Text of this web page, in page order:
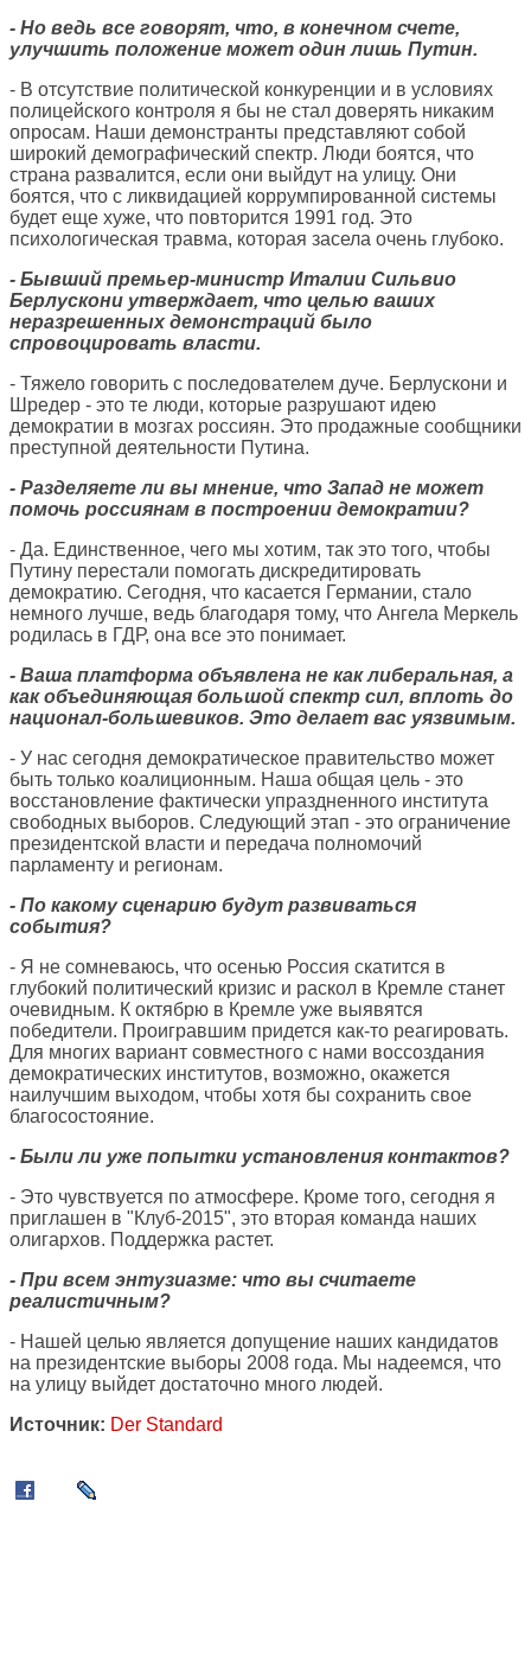
- Но ведь все говорят, что, в конечном счете,
улучшить положение может один лишь Путин.
- В отсутствие политической конкуренции и в условиях
полицейского контроля я бы не стал доверять никаким
опросам. Наши демонстранты представляют собой
широкий демографический спектр. Люди боятся, что
страна развалится, если они выйдут на улицу. Они
боятся, что с ликвидацией коррумпированной системы
будет еще хуже, что повторится 1991 год. Это
психологическая травма, которая засела очень глубоко.
- Бывший премьер-министр Италии Сильвио
Берлускони утверждает, что целью ваших
неразрешенных демонстраций было
спровоцировать власти.
- Тяжело говорить с последователем дуче. Берлускони и
Шредер - это те люди, которые разрушают идею
демократии в мозгах россиян. Это продажные сообщники
преступной деятельности Путина.
- Разделяете ли вы мнение, что Запад не может
помочь россиянам в построении демократии?
- Да. Единственное, чего мы хотим, так это того, чтобы
Путину перестали помогать дискредитировать
демократию. Сегодня, что касается Германии, стало
немного лучше, ведь благодаря тому, что Ангела Меркель
родилась в ГДР, она все это понимает.
- Ваша платформа объявлена не как либеральная, а
как объединяющая большой спектр сил, вплоть до
национал-большевиков. Это делает вас уязвимым.
- У нас сегодня демократическое правительство может
быть только коалиционным. Наша общая цель - это
восстановление фактически упраздненного института
свободных выборов. Следующий этап - это ограничение
президентской власти и передача полномочий
парламенту и регионам.
- По какому сценарию будут развиваться
события?
- Я не сомневаюсь, что осенью Россия скатится в
глубокий политический кризис и раскол в Кремле станет
очевидным. К октябрю в Кремле уже выявятся
победители. Проигравшим придется как-то реагировать.
Для многих вариант совместного с нами воссоздания
демократических институтов, возможно, окажется
наилучшим выходом, чтобы хотя бы сохранить свое
благосостояние.
- Были ли уже попытки установления контактов?
- Это чувствуется по атмосфере. Кроме того, сегодня я
приглашен в "Клуб-2015", это вторая команда наших
олигархов. Поддержка растет.
- При всем энтузиазме: что вы считаете
реалистичным?
- Нашей целью является допущение наших кандидатов
на президентские выборы 2008 года. Мы надеемся, что
на улицу выйдет достаточно много людей.
Источник: Der Standard